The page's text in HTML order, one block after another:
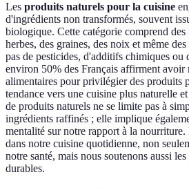
Les produits naturels pour la cuisine
d'ingrédients non transformés, souvent
biologique. Cette catégorie comprend des
herbes, des graines, des noix et même
pas de pesticides, d'additifs chimiques
environ 50% des Français affirment avoir
alimentaires pour privilégier des produits
tendance vers une cuisine plus naturelle
de produits naturels ne se limite pas à
ingrédients raffinés ; elle implique
mentalité sur notre rapport à la nourriture.
dans notre cuisine quotidienne, non
notre santé, mais nous soutenons aussi
durables.